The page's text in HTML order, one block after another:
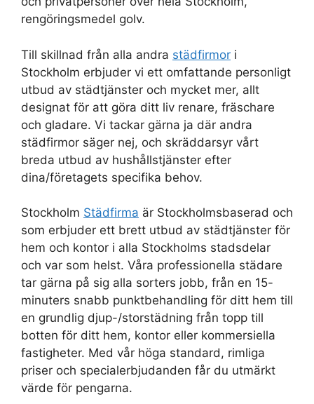
rengöringsmedel golv.
Till skillnad från alla andra städfirmor i
Stockholm erbjuder vi ett omfattande personligt
utbud av städtjänster och mycket mer, allt
designat för att göra ditt liv renare, fräschare
och gladare. Vi tackar gärna ja där andra
städfirmor säger nej, och skräddarsyr vårt
breda utbud av hushållstjänster efter
dina/företagets specifika behov.
Stockholm Städfirma är Stockholmsbaserad och
som erbjuder ett brett utbud av städtjänster för
hem och kontor i alla Stockholms stadsdelar
och var som helst. Våra professionella städare
tar gärna på sig alla sorters jobb, från en 15-
minuters snabb punktbehandling för ditt hem till
en grundlig djup-/storstädning från topp till
botten för ditt hem, kontor eller kommersiella
fastigheter. Med vår höga standard, rimliga
priser och specialerbjudanden får du utmärkt
värde för pengarna.